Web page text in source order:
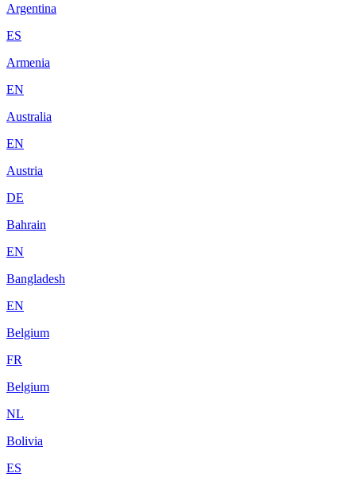
Argentina
ES
Armenia
EN
Australia
EN
Austria
DE
Bahrain
EN
Bangladesh
EN
Belgium
FR
Belgium
NL
Bolivia
ES